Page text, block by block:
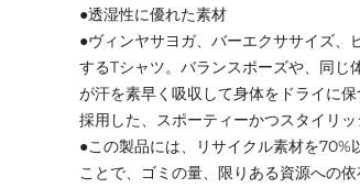
●透湿性に優れた素材
●ヴィンヤサヨガ、バーエクササイズ、
するTシャツ。バランスポーズや、同
が汗を素早く吸収して身体をドライに
採用した、スポーティーかつスタイリッ
●この製品には、リサイクル素材を70%
ことで、ゴミの量、限りある資源への